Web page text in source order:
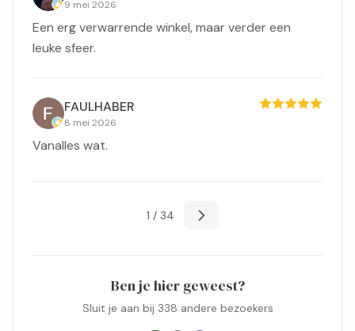
9 mei 2026
Een erg verwarrende winkel, maar verder een
leuke sfeer.
FAULHABER
8 mei 2026
Vanalles wat.
1 / 34
Ben je hier geweest?
Sluit je aan bij 338 andere bezoekers